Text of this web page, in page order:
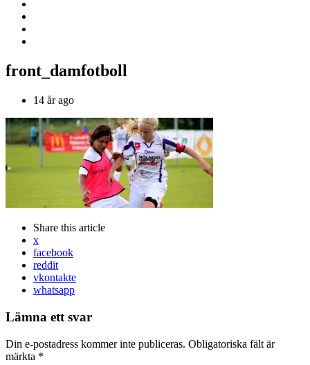
front_damfotboll
14 år ago
Share this article
x
facebook
reddit
vkontakte
whatsapp
Lämna ett svar
Din e-postadress kommer inte publiceras. Obligatoriska fält är
märkta *